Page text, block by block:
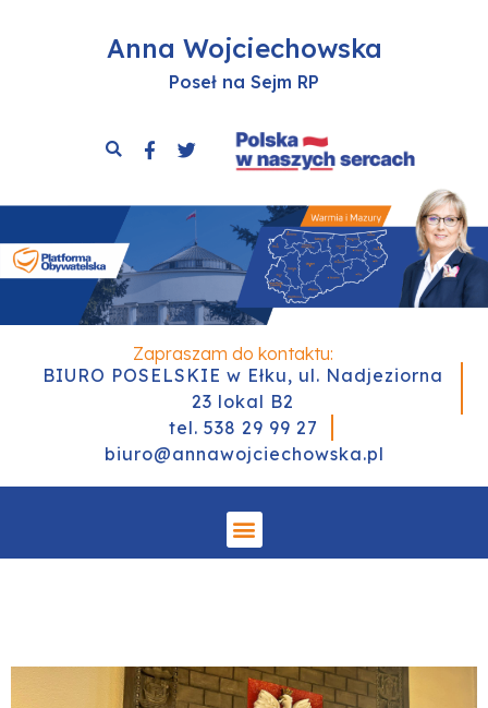
Anna Wojciechowska
Poseł na Sejm RP
Zapraszam do kontaktu:
BIURO POSELSKIE w Ełku, ul. Nadjeziorna
23 lokal B2
tel. 538 29 99 27
biuro@annawojciechowska.pl